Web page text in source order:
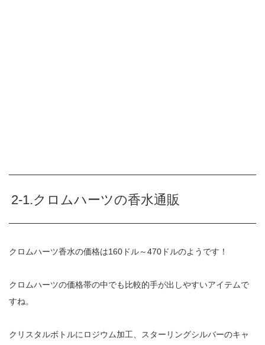
2-1.クロムハーツの香水通販
クロムハーツ香水の価格は160ドル～470ドルのようです！
クロムハーツの価格帯の中でも比較的手が出しやすいアイテムで
すね。
クリスタルボトルにロジウム加工、スターリングシルバーのキャ